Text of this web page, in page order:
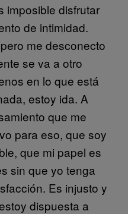
imposible disfrutar
de intimidad.
me desconecto
se va a otro
en lo que está
estoy ida. A
que me
para eso, que soy
que mi papel es
sin que yo tenga
Es injusto y
dispuesta a